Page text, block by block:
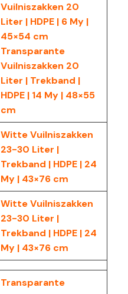
Vuilniszakken 20
Liter | HDPE | 6 My |
45×54 cm
Transparante
Vuilniszakken 20
Liter | Trekband |
HDPE | 14 My | 48×55
cm
Witte Vuilniszakken
23-30 Liter |
Trekband | HDPE | 24
My | 43×76 cm
Witte Vuilniszakken
23-30 Liter |
Trekband | HDPE | 24
My | 43×76 cm
Transparante